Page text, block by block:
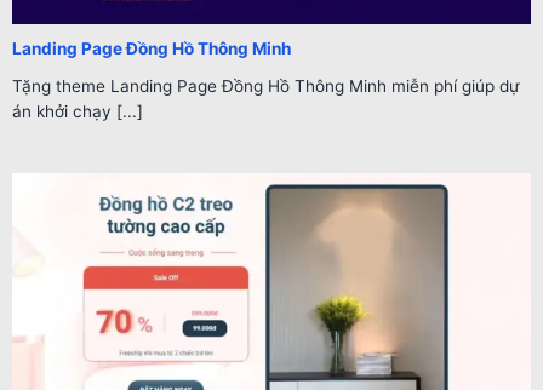
Landing Page Đồng Hồ Thông Minh
Tặng theme Landing Page Đồng Hồ Thông Minh miễn phí giúp dự
án khởi chạy [...]